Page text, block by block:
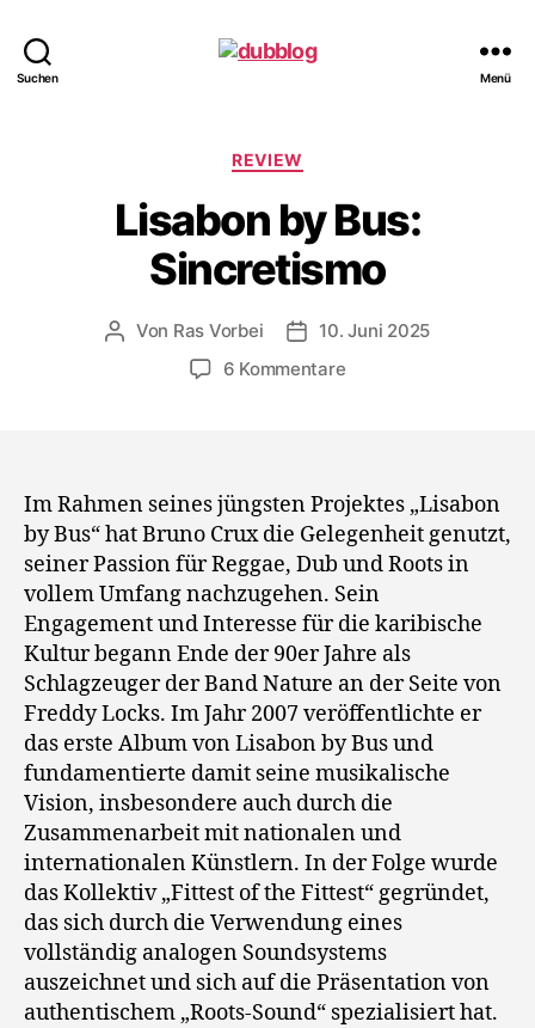
Suchen Menü
Kategorien
REVIEW
Lisabon by Bus:
Sincretismo
Beitragsautor
Von Ras Vorbei Veröffentlichungsdatum
10. Juni 2025
6 Kommentarezu
Im Rahmen seines jüngsten Projektes „Lisabon
by Bus“ hat Bruno Crux die Gelegenheit genutzt,
seiner Passion für Reggae, Dub und Roots in
vollem Umfang nachzugehen. Sein
Engagement und Interesse für die karibische
Kultur begann Ende der 90er Jahre als
Schlagzeuger der Band Nature an der Seite von
Freddy Locks. Im Jahr 2007 veröffentlichte er
das erste Album von Lisabon by Bus und
fundamentierte damit seine musikalische
Vision, insbesondere auch durch die
Zusammenarbeit mit nationalen und
internationalen Künstlern. In der Folge wurde
das Kollektiv „Fittest of the Fittest“ gegründet,
das sich durch die Verwendung eines
vollständig analogen Soundsystems
auszeichnet und sich auf die Präsentation von
authentischem „Roots-Sound“ spezialisiert hat.